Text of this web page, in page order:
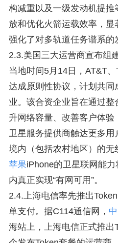
构减重以及一级发动机提推
放和优化火箭运载效率，显
强化了对多轨道任务谱系的
2.3.美国三大运营商宣布组
当地时间5月14日，AT&T
达成原则性协议，计划共同
业。该合资企业旨在通过
升网络容量、改善客户体
卫星服务提供商触达更多用
境内（包括农村地区）的
苹果iPhone的卫星联网能
内真正实现“有网可用”。
2.4.上海电信率先推出
单支付。据C114通信网，
海站上，上海电信正式推出